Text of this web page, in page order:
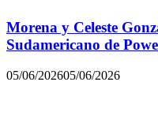
Morena y Celeste
Sudamericano de
05/06/202605/06/2026